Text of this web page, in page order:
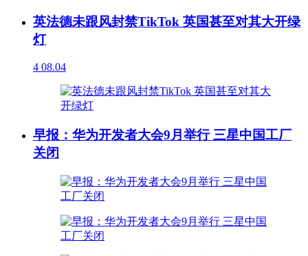
英法德未跟风封禁TikTok 英国甚至对其大开绿
灯
4 08.04
早报：华为开发者大会9月举行 三星中国工厂
关闭